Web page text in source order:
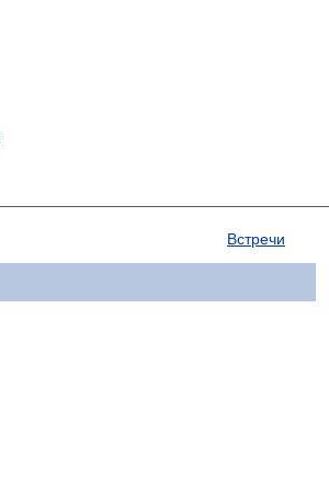
Встречи